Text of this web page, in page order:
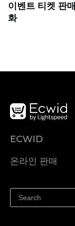
이벤트 티켓 판
화
ECWID
도움말 센터
온라인 판매
페이스북에서 판매
인스타그램에서 판매